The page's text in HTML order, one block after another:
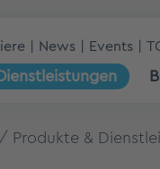
News Events
Produkte &